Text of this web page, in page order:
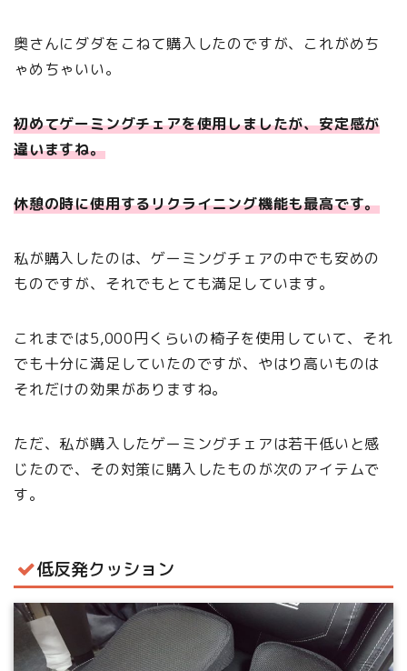
奥さんにダダをこねて購入したのですが、これがめち
ゃめちゃいい。
初めてゲーミングチェアを使用しましたが、安定感が
違いますね。
休憩の時に使用するリクライニング機能も最高です。
私が購入したのは、ゲーミングチェアの中でも安めの
ものですが、それでもとても満足しています。
これまでは5,000円くらいの椅子を使用していて、それ
でも十分に満足していたのですが、やはり高いものは
それだけの効果がありますね。
ただ、私が購入したゲーミングチェアは若干低いと感
じたので、その対策に購入したものが次のアイテムで
す。
低反発クッション